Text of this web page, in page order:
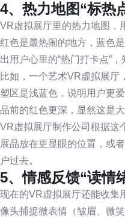
4、热力地图“标热
VR虚拟展厅里的热力地图，
红色是最热闹的地方，蓝色
出用户心里的“热门打卡点”，
比如，一个艺术VR虚拟展厅
塑区是浅蓝色，说明用户更
品前的红色更深，显然这是大
VR虚拟展厅制作公司根据这
展品放在更显眼的位置，或
户过去。
5、情感反馈“读情
现在的VR虚拟展厅还能收集
像头捕捉微表情（皱眉、微